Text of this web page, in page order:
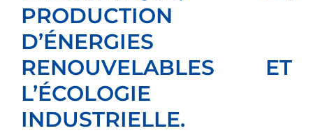
PRODUCTION
D’ÉNERGIES
RENOUVELABLES ET
L’ÉCOLOGIE
INDUSTRIELLE.